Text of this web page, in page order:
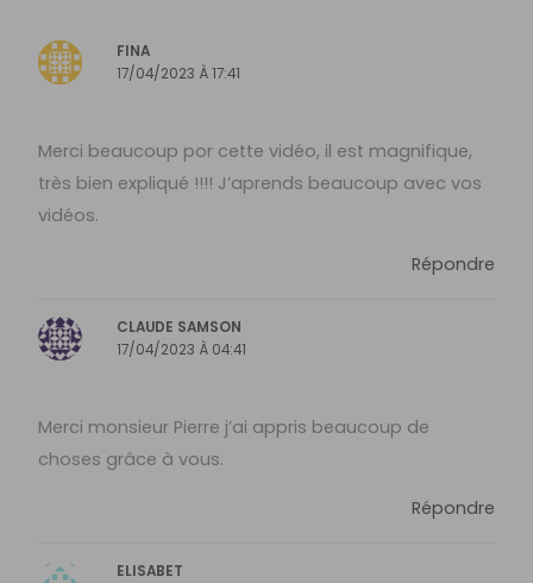
FINA
17/04/2023 À 17:41
Merci beaucoup por cette vidéo, il est magnifique,
très bien expliqué !!!! J’aprends beaucoup avec vos
vidéos.
Répondre
CLAUDE SAMSON
17/04/2023 À 04:41
Merci monsieur Pierre j’ai appris beaucoup de
choses grâce à vous.
Répondre
ELISABET